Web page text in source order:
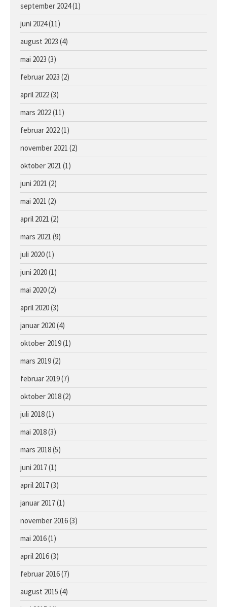
september 2024(1)
juni 2024(11)
august 2023 (4)
mai 2023 (3)
februar 2023 (2)
april 2022(3)
mars 2022(11)
februar 2022(1)
november 2021 (2)
oktober 2021 (1)
juni 2021 (2)
mai 2021 (2)
april 2021 (2)
mars 2021 (9)
juli 2020(1)
juni 2020(1)
mai 2020(2)
april 2020(3)
januar 2020(4)
oktober 2019(1)
mars 2019(2)
februar 2019(7)
oktober 2018(2)
juli 2018(1)
mai 2018(3)
mars 2018(5)
juni 2017(1)
april 2017(3)
januar 2017(1)
november 2016(3)
mai 2016(1)
april 2016(3)
februar 2016(7)
august 2015 (4)